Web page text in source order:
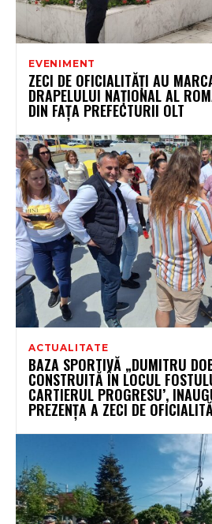
EVENIMENT
ZECI DE OFICIALITĂȚI AU
DRAPELULUI NAȚIONAL AL
DIN FAȚA PREFECTURII OLT
ACTUALITATE
BAZA SPORTIVĂ „DUMITRU
CONSTRUITĂ ÎN LOCUL
CARTIERUL PROGRESU’,
PREZENȚA A ZECI DE